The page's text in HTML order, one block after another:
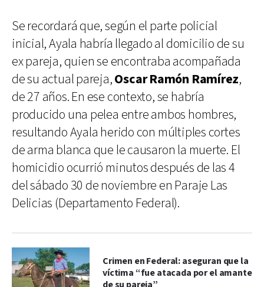
Se recordará que, según el parte policial
inicial, Ayala habría llegado al domicilio de su
ex pareja, quien se encontraba acompañada
de su actual pareja,Oscar Ramón Ramírez,
de 27 años. En ese contexto, se habría
producido una pelea entre ambos hombres,
resultando Ayala herido con múltiples cortes
de arma blanca que le causaron la muerte. El
homicidio ocurrió minutos después de las 4
del sábado 30 de noviembre en Paraje Las
Delicias (Departamento Federal).
Crimen en Federal: aseguran que la
víctima “fue atacada por el amante